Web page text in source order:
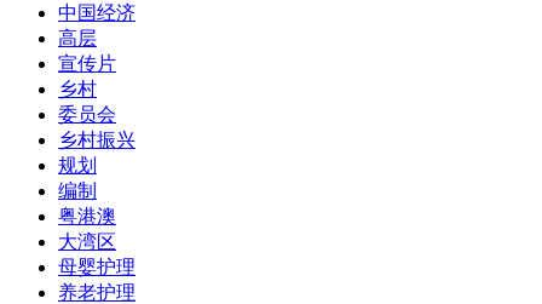
中国经济
高层
宣传片
乡村
委员会
乡村振兴
规划
编制
粤港澳
大湾区
母婴护理
养老护理